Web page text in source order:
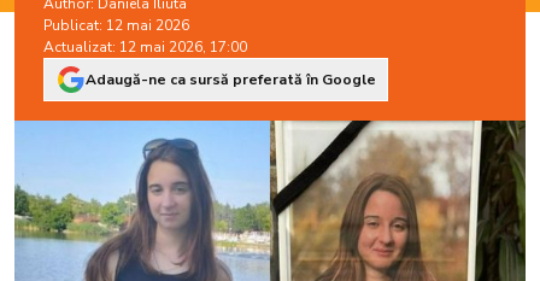
Publicat: 12 mai 2026
Actualizat: 12 mai 2026, 17:00
Adaugă-ne ca sursă preferată în Google